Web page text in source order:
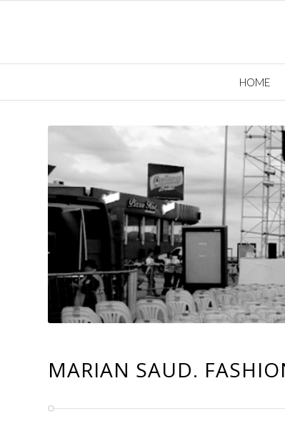
HOME
MARIAN SAUD.